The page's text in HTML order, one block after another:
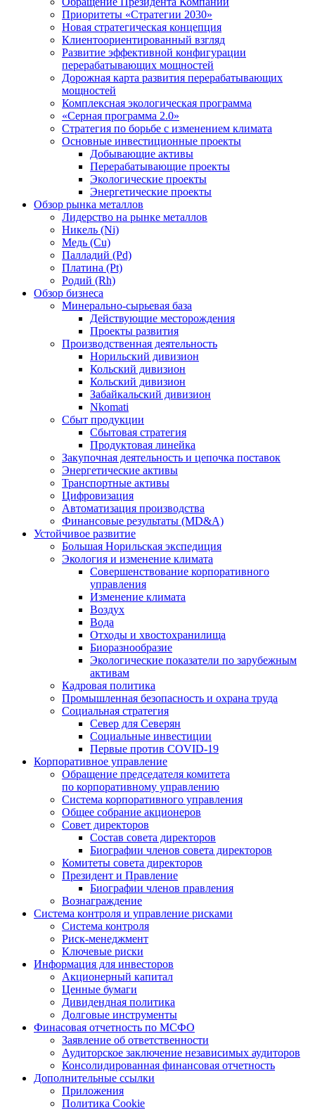
Приоритеты «Стратегии 2030»
Новая стратегическая концепция
Клиентоориентированный взгляд
Развитие эффективной конфигурации
перерабатывающих мощностей
Дорожная карта развития перерабатывающих
мощностей
Комплексная экологическая программа
«Серная программа 2.0»
Стратегия по борьбе с изменением климата
Основные инвестиционные проекты
Добывающие активы
Перерабатывающие проекты
Экологические проекты
Энергетические проекты
Обзор рынка металлов
Лидерство на рынке металлов
Никель (Ni)
Медь (Cu)
Палладий (Pd)
Платина (Pt)
Родий (Rh)
Обзор бизнеса
Минерально-сырьевая база
Действующие месторождения
Проекты развития
Производственная деятельность
Норильский дивизион
Кольский дивизион
Кольский дивизион
Забайкальский дивизион
Nkomati
Сбыт продукции
Сбытовая стратегия
Продуктовая линейка
Закупочная деятельность и цепочка поставок
Энергетические активы
Транспортные активы
Цифровизация
Автоматизация производства
Финансовые результаты (MD&A)
Устойчивое развитие
Большая Норильская экспедиция
Экология и изменение климата
Совершенствование корпоративного
управления
Изменение климата
Воздух
Вода
Отходы и хвостохранилища
Биоразнообразие
Экологические показатели по зарубежным
активам
Кадровая политика
Промышленная безопасность и охрана труда
Социальная стратегия
Север для Северян
Социальные инвестиции
Первые против COVID‑19
Корпоративное управление
Обращение председателя комитета
по корпоративному управлению
Система корпоративного управления
Общее собрание акционеров
Совет директоров
Состав совета директоров
Биографии членов совета директоров
Комитеты совета директоров
Президент и Правление
Биографии членов правления
Вознаграждение
Система контроля и управление рисками
Система контроля
Риск-менеджмент
Ключевые риски
Информация для инвесторов
Акционерный капитал
Ценные бумаги
Дивидендная политика
Долговые инструменты
Финасовая отчетность по МСФО
Заявление об ответственности
Аудиторское заключение независимых аудиторов
Консолидированная финансовая отчетность
Дополнительные ссылки
Приложения
Политика Cookie